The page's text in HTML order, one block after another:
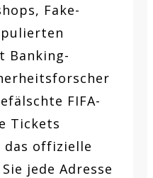
Fake-
Banking-
FIFA-
Tickets
das offizielle
jede Adresse